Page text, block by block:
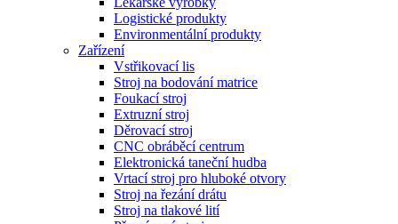
Logistické produkty
Environmentální produkty
Zařízení
Vstřikovací lis
Stroj na bodování matrice
Foukací stroj
Extruzní stroj
Děrovací stroj
CNC obráběcí centrum
Elektronická taneční hudba
Vrtací stroj pro hluboké otvory
Stroj na řezání drátu
Stroj na tlakové lití